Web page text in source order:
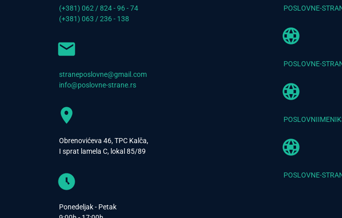
(+381) 062 / 824 - 96 - 74
(+381) 063 / 236 - 138
straneposlovne@gmail.com
info@poslovne-strane.rs
Obrenovićeva 46, TPC Kalča,
I sprat lamela C, lokal 85/89
Ponedeljak - Petak
POSLOVNE-
POSLOVNE-
POSLOVNE-